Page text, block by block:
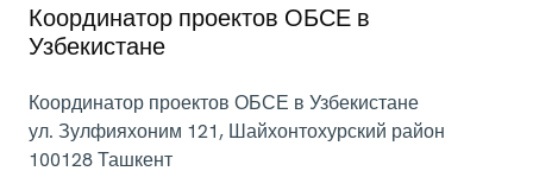
Координатор проектов ОБСЕ в
Узбекистане
Координатор проектов ОБСЕ в Узбекистане
ул. Зулфияхоним 121, Шайхонтохурский район
100128Ташкент